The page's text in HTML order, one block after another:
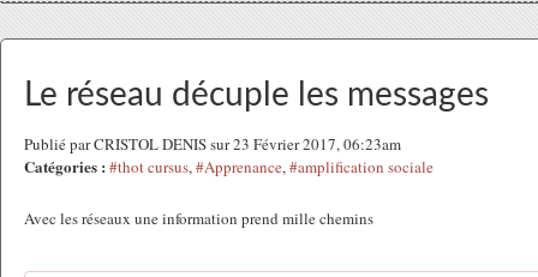
Le réseau décuple les messages
Publié par CRISTOL DENIS sur 23 Février 2017, 06:23am
Catégories : #thot cursus,#Apprenance,#amplification sociale
Avec les réseaux une information prend mille chemins